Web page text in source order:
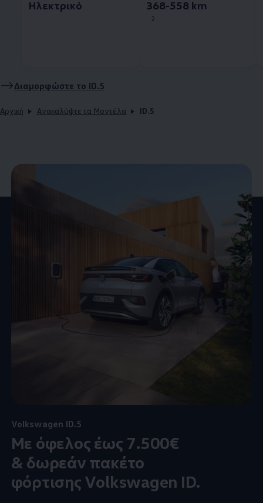
Ηλεκτρικό 368-558 km
2
Διαμορφώστε το ID.5
Αρχική Ανακαλύψτε τα Μοντέλα ID.5
Volkswagen ID.5
Mε όφελος έως 7.500€
& δωρεάν πακέτο
φόρτισης Volkswagen ID.